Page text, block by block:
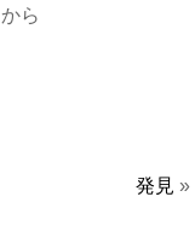
から
発見 »